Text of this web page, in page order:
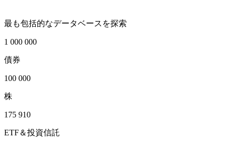
最も包括的なデータベースを探索
1 000 000
債券
100 000
株
175 910
ETF＆投資信託